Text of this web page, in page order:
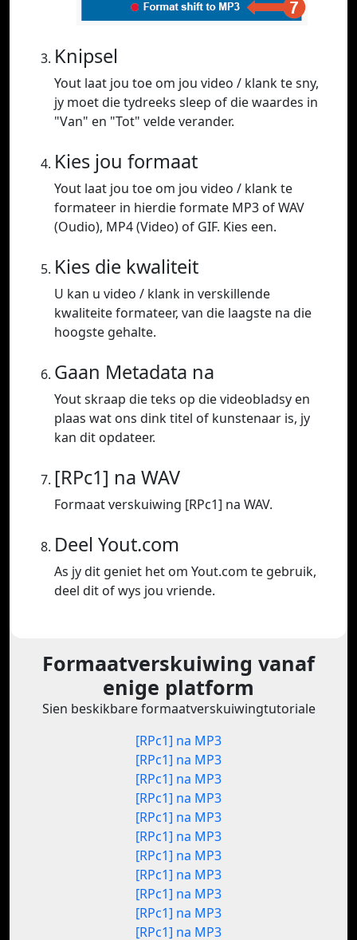
Knipsel
Yout laat jou toe om jou video / klank te sny,
jy moet die tydreeks sleep of die waardes in
"Van" en "Tot" velde verander.
Kies jou formaat
Yout laat jou toe om jou video / klank te
formateer in hierdie formate MP3 of WAV
(Oudio), MP4 (Video) of GIF. Kies een.
Kies die kwaliteit
U kan u video / klank in verskillende
kwaliteite formateer, van die laagste na die
hoogste gehalte.
Gaan Metadata na
Yout skraap die teks op die videobladsy en
plaas wat ons dink titel of kunstenaar is, jy
kan dit opdateer.
[RPc1] na WAV
Formaat verskuiwing [RPc1] na WAV.
Deel Yout.com
As jy dit geniet het om Yout.com te gebruik,
deel dit of wys jou vriende.
Formaatverskuiwing vanaf
enige platform
Sien beskikbare formaatverskuiwingtutoriale
[RPc1] na MP3
[RPc1] na MP3
[RPc1] na MP3
[RPc1] na MP3
[RPc1] na MP3
[RPc1] na MP3
[RPc1] na MP3
[RPc1] na MP3
[RPc1] na MP3
[RPc1] na MP3
[RPc1] na MP3